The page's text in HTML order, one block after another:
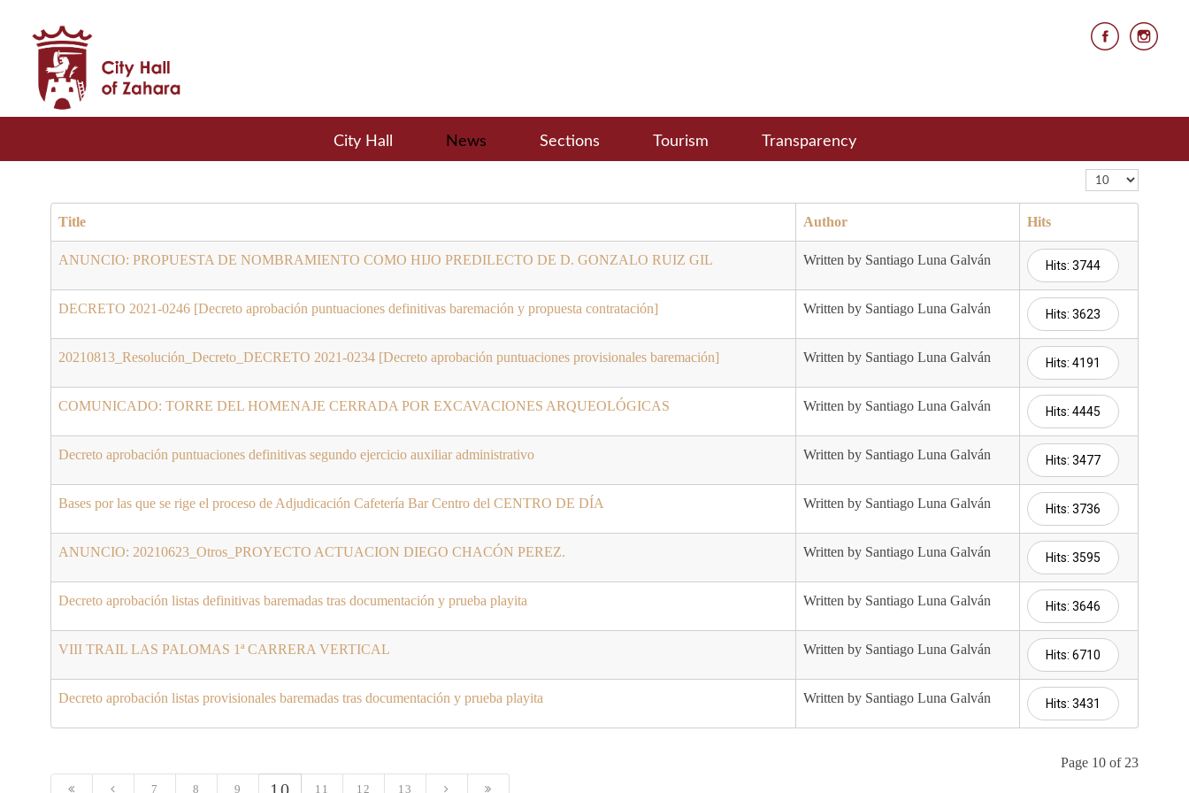
City Hall News Sections Tourism Transparency
Display #
Title Author Hits
ANUNCIO: PROPUESTA DE NOMBRAMIENTO COMO HIJO PREDILECTO DE D. GONZALO RUIZ GIL Written by Santiago Luna Galván Hits: 3744
DECRETO 2021-0246 [Decreto aprobación puntuaciones definitivas baremación y propuesta contratación] Written by Santiago Luna Galván Hits: 3623
20210813_Resolución_Decreto_DECRETO 2021-0234 [Decreto aprobación puntuaciones provisionales baremación] Written by Santiago Luna Galván Hits: 4191
COMUNICADO: TORRE DEL HOMENAJE CERRADA POR EXCAVACIONES ARQUEOLÓGICAS Written by Santiago Luna Galván Hits: 4445
Decreto aprobación puntuaciones definitivas segundo ejercicio auxiliar administrativo Written by Santiago Luna Galván Hits: 3477
Bases por las que se rige el proceso de Adjudicación Cafetería Bar Centro del CENTRO DE DÍA Written by Santiago Luna Galván Hits: 3736
ANUNCIO: 20210623_Otros_PROYECTO ACTUACION DIEGO CHACÓN PEREZ. Written by Santiago Luna Galván Hits: 3595
Decreto aprobación listas definitivas baremadas tras documentación y prueba playita Written by Santiago Luna Galván Hits: 3646
VIII TRAIL LAS PALOMAS 1ª CARRERA VERTICAL Written by Santiago Luna Galván Hits: 6710
Decreto aprobación listas provisionales baremadas tras documentación y prueba playita Written by Santiago Luna Galván Hits: 3431
Page 10 of 23
7 8 9 11 12 13